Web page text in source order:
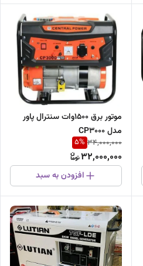
موتور برق 1500وات سنترال پاور
مدل CP3000
34,000,000
5%
32,000,000
افزودن به سبد